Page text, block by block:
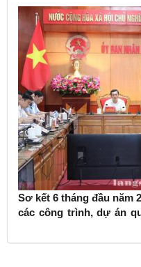
Sơ kết 6 tháng đầu năm
các công trình, dự án